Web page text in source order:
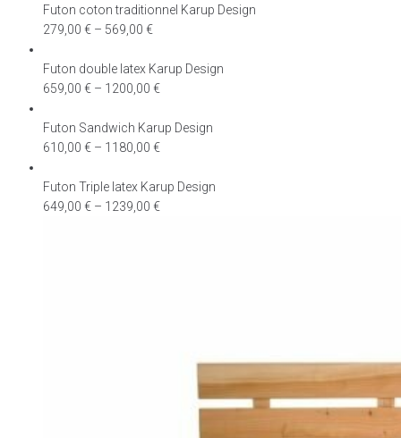
Futon coton traditionnel Karup Design
279,00 € – 569,00 €
Futon double latex Karup Design
659,00 € – 1200,00 €
Futon Sandwich Karup Design
610,00 € – 1180,00 €
Futon Triple latex Karup Design
649,00 € – 1239,00 €